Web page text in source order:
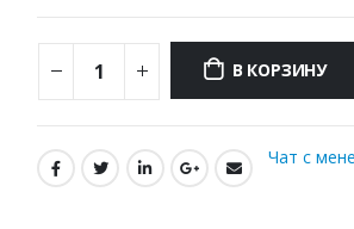
В КОРЗИНУ
Чат с